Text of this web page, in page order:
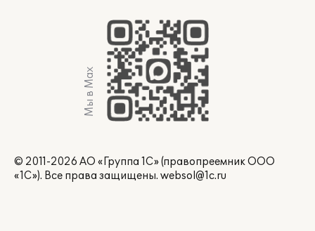
Мы в Max
© 2011-2026 АО «Группа 1С» (правопреемник ООО
«1С»). Все права защищены. websol@1c.ru